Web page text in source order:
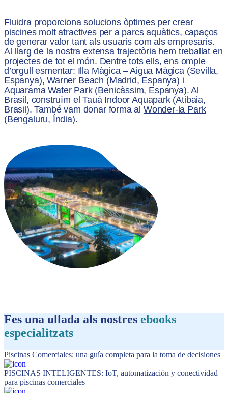
Fluidra proporciona solucions òptimes per crear
piscines molt atractives per a parcs aquàtics, capaços
de generar valor tant als usuaris com als empresaris.
Al llarg de la nostra extensa trajectòria hem treballat en
projectes de tot el món. Dentre tots ells, ens omple
d’orgull esmentar: Illa Màgica – Aigua Màgica (Sevilla,
Espanya), Warner Beach (Madrid, Espanya) i
Aquarama Water Park (Benicàssim, Espanya). Al
Brasil, construïm el Tauá Indoor Aquapark (Atibaia,
Brasil). També vam donar forma al Wonder-la Park
(Bengaluru, Índia).
Fes una ullada als nostres ebooks
especialitzats
Piscinas Comerciales: una guía completa para la toma de decisiones
PISCINAS INTELIGENTES: IoT, automatización y conectividad
para piscinas comerciales